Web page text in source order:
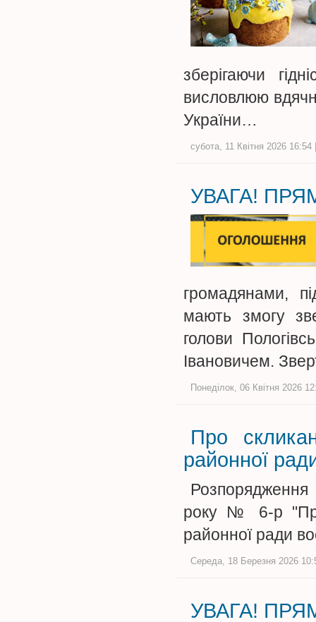
зберігаючи
висловлюю
України…
субота, 11 Квітня 2026 16:54
УВАГА!
громадянами,
мають змогу
голови
Івановичем.
Понеділок, 06 Квітня 2026
Про
районної
року № 6-р "Про
районної ради
Середа, 18 Березня 2026
УВАГА!